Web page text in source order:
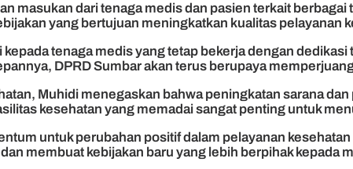
masukan dari tenaga medis dan pasien terkait
yang bertujuan meningkatkan kualitas pelayanan
tenaga medis yang tetap bekerja dengan
DPRD Sumbar akan terus berupaya
Muhidi menegaskan bahwa peningkatan sarana
kesehatan yang memadai sangat penting untuk
untuk perubahan positif dalam pelayanan
membuat kebijakan baru yang lebih berpihak kepada